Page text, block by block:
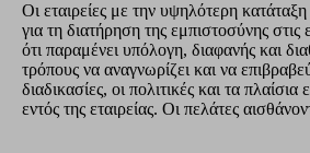
Οι εταιρείες με την υψηλότερη
για τη διατήρηση της εμπιστοσύνης στις
ότι παραμένει υπόλογη, διαφανής και
τρόπους να αναγνωρίζει και να
διαδικασίες, οι πολιτικές και τα
εντός της εταιρείας. Οι πελάτες